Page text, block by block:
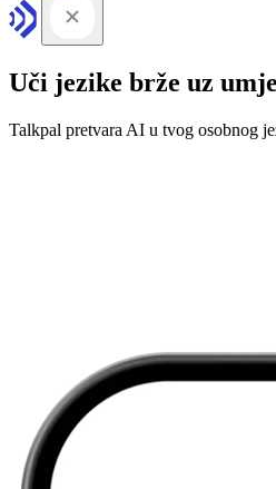
Uči jezike brže uz
Talkpal pretvara AI u tvog osobnog